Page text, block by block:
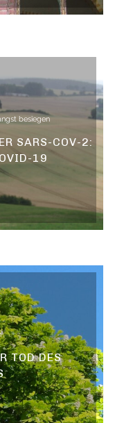
besiegen
SARS-COV-2:
19
TOD DES